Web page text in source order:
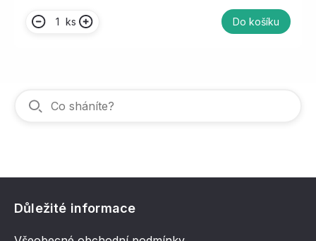
ks Do košíku
Důležité informace